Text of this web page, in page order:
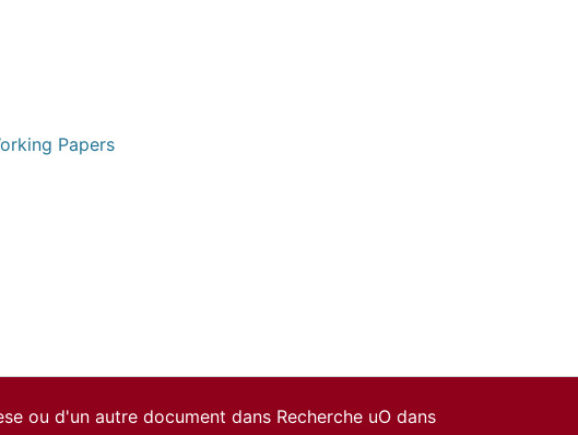
Papers
ou d'un autre document dans Recherche uO dans